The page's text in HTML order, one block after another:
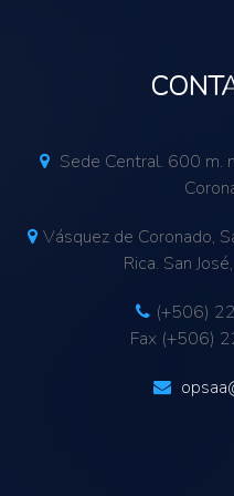
Sede Central. 600 m.
Vásquez de Coronado,
Rica. San
(+506)
Fax (+506)